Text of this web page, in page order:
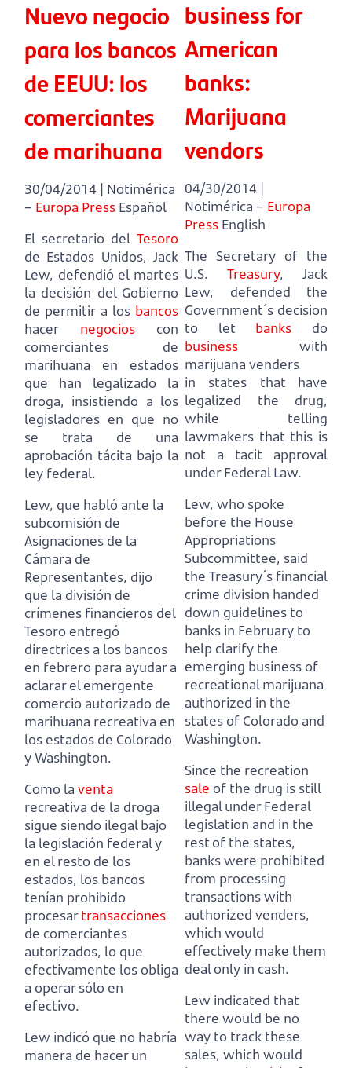
Nuevo negocio
para los bancos
de EEUU: los
comerciantes
de marihuana
30/04/2014 | Notimérica
– Europa Press Español
El secretario del Tesoro
de Estados Unidos, Jack
Lew, defendió el martes
la decisión del Gobierno
de permitir a los bancos
hacer negocioscon
comerciantes de
marihuana en estados
que han legalizado la
droga, insistiendo a los
legisladores en que no
se trata de una
aprobación tácita bajo la
ley federal.
Lew, que habló ante la
subcomisión de
Asignaciones de la
Cámara de
Representantes, dijo
que la división de
crímenes financieros del
Tesoro entregó
directrices a los bancos
en febrero para ayudar a
aclarar el emergente
comercio autorizado de
marihuana recreativa en
los estados de Colorado
y Washington.
Como la venta
recreativa de la droga
sigue siendo ilegal bajo
la legislación federal y
en el resto de los
estados, los bancos
tenían prohibido
procesartransacciones
de comerciantes
autorizados, lo que
efectivamente los obliga
a operar sólo en
efectivo.
Lew indicó que no habría
manera de hacer un
business for
American
banks:
Marijuana
vendors
04/30/2014 |
Notimérica – Europa
Press English
The Secretary of the
U.S. Treasury, Jack
Lew,
defended the
Government´s decision
to let banks do
business with
marijuana venders
in states that have
legalized the drug,
while telling
lawmakers that this is
not a tacit approval
under Federal Law.
Lew, who spoke
before the House
Appropriations
Subcommittee, said
the Treasury´s financial
crime division handed
down guidelines to
banks in February to
help clarify the
emerging business of
recreational marijuana
authorized in the
states of Colorado and
Washington.
Since the recreation
sale of the drug is still
illegal under Federal
legislation and in the
rest of the states,
banks were prohibited
from processing
transactions with
authorized venders,
which would
effectively make them
deal only in cash.
Lew indicated that
there would be no
way to track these
sales, which would